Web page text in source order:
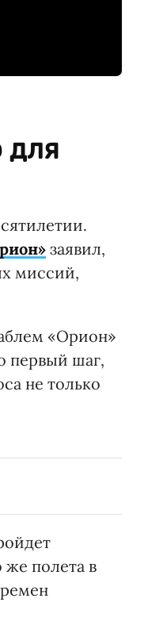
для
заявил,
миссий,
«Орион»
первый шаг,
не только
полета в